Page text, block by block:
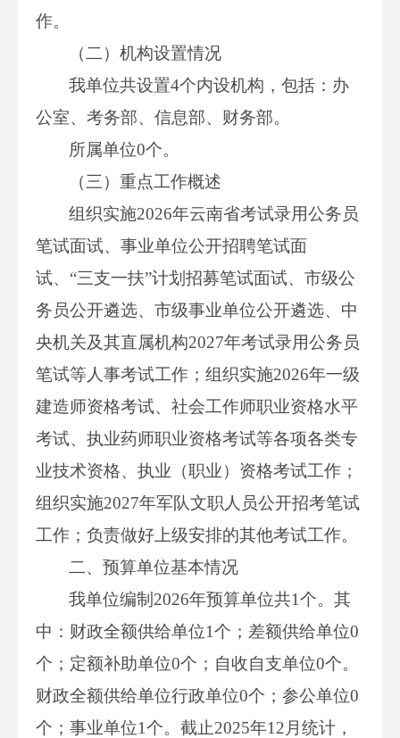
作。
（二）机构设置情况
我单位共设置4个内设机构，包括：办
公室、考务部、信息部、财务部。
所属单位0个。
（三）重点工作概述
组织实施2026年云南省考试录用公务员
笔试面试、事业单位公开招聘笔试面
试、“三支一扶”计划招募笔试面试、市级公
务员公开遴选、市级事业单位公开遴选、中
央机关及其直属机构2027年考试录用公务员
笔试等人事考试工作；组织实施2026年一级
建造师资格考试、社会工作师职业资格水平
考试、执业药师职业资格考试等各项各类专
业技术资格、执业（职业）资格考试工作；
组织实施2027年军队文职人员公开招考笔试
工作；负责做好上级安排的其他考试工作。
二、预算单位基本情况
我单位编制2026年预算单位共1个。其
中：财政全额供给单位1个；差额供给单位0
个；定额补助单位0个；自收自支单位0个。
财政全额供给单位行政单位0个；参公单位0
个；事业单位1个。截止2025年12月统计，